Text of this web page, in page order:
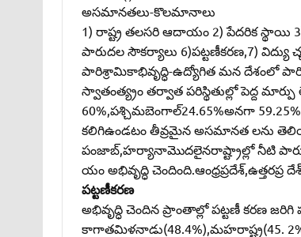
అసమానతలు-కొలమానాలు
1) రాష్ట్ర తలసరి ఆదాయం 2) పేదరిక స్థాయి
పారుదల సౌకర్యాలు 6)పట్టణీకరణ,7) విద్యు
పారిశ్రామికాభివృద్ధి-ఉద్యోగిత మన దేశంలో
స్వాతంత్య్రం తర్వాత పరిస్థితుల్లో పెద్ద
60%,పశ్చిమబెంగాల్‌24.65%అనగా
కలిగిఉండటం తీవ్రమైన అసమానత లను
పంజాబ్‌,హర్యానామొదలైనరాష్ట్రాల్లో నీటి
యం అభివృద్ధి
పట్టణీకరణ
అభివృద్ధి చెందిన ప్రాంతాల్లో పట్టణీ కరణ
కాగాతమిళనాడు(48.4%),మహరాష్ట్ర(45.